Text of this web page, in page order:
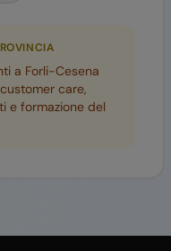
a Forli-Cesena
care,
e formazione del